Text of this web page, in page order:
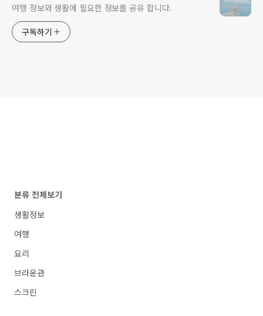
여행 정보와 생활에 필요한 정보를 공유 합니다.
구독하기
분류 전체보기
생활정보
여행
요리
브라운관
스크린